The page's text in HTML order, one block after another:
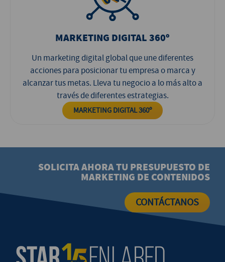
MARKETING DIGITAL 360º
Un marketing digital global que une diferentes
acciones para posicionar tu empresa o marca y
alcanzar tus metas. Lleva tu negocio a lo más alto a
través de diferentes estrategias.
MARKETING DIGITAL 360º
SOLICITA AHORA TU PRESUPUESTO DE
MARKETING DE CONTENIDOS
CONTÁCTANOS